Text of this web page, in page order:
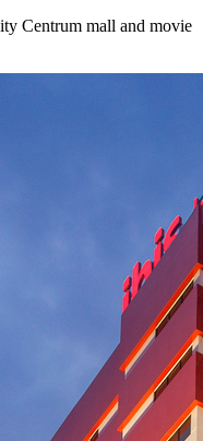
Centrum mall and movie